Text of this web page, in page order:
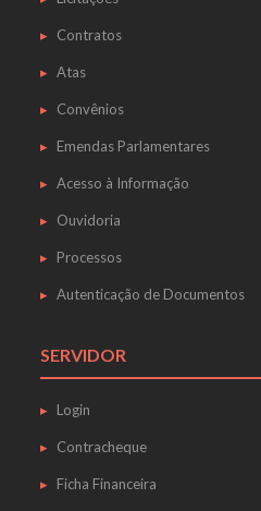
Contratos
Atas
Convênios
Emendas Parlamentares
Acesso à Informação
Ouvidoria
Processos
Autenticação de Documentos
SERVIDOR
Login
Contracheque
Ficha Financeira